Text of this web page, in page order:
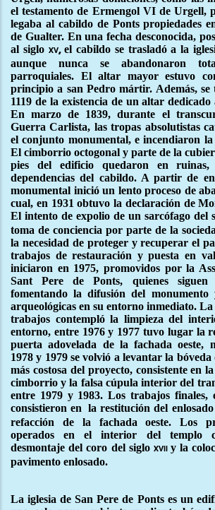
el testamento de Ermengol VI de Urgell,
legaba al cabildo de Ponts propiedades
de Gualter. En una fecha desconocida,
al siglo xv,el cabildo se trasladó a la
aunque nunca se abandonaron
parroquiales. El altar mayor estuvo
principio a san Pedro mártir. Además, se
1119 de la existencia de un altar
En marzo de 1839, durante el
Guerra Carlista, las tropas absolutistas
el conjunto monumental, e incendiaron
El cimborrio octogonal y parte de la
pies del edificio quedaron en
dependencias del cabildo. A partir de
monumental inició un lento proceso de
cual, en 1931 obtuvo la declaración de
El intento de expolio de un sarcófago del
toma de conciencia por parte de la
la necesidad de proteger y recuperar el
trabajos de restauración y puesta en
iniciaron en 1975, promovidos por la
Sant Pere de Ponts, quienes
fomentando la difusión del monumento
arqueológicas en su entorno inmediato.
trabajos contempló la limpieza del
entorno, entre 1976 y 1977 tuvo lugar la
puerta adovelada de la fachada oeste,
1978 y 1979 se volvió a levantar la
más costosa del proyecto, consistente en
cimborrio y la falsa cúpula interior del
entre 1979 y 1983. Los trabajos finales,
consistieron en la restitución del
refacción de la fachada oeste. Los
operados en el interior del templo
desmontaje del coro del siglo xviiy la
pavimento enlosado.
La iglesia de San Pere de Ponts es un